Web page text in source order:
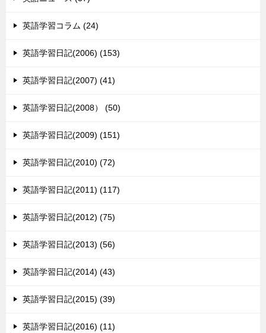
英語学習コラム (24)
英語学習日記(2006) (153)
英語学習日記(2007) (41)
英語学習日記(2008） (50)
英語学習日記(2009) (151)
英語学習日記(2010) (72)
英語学習日記(2011) (117)
英語学習日記(2012) (75)
英語学習日記(2013) (56)
英語学習日記(2014) (43)
英語学習日記(2015) (39)
英語学習日記(2016) (11)